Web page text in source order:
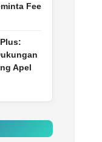
Fee
Apel